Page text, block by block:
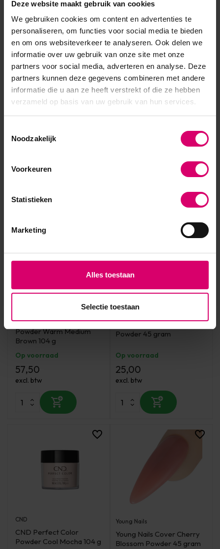
Deze website maakt gebruik van cookies
We gebruiken cookies om content en advertenties te
personaliseren, om functies voor social media te bieden
en om ons websiteverkeer te analyseren. Ook delen we
informatie over uw gebruik van onze site met onze
partners voor social media, adverteren en analyse. Deze
partners kunnen deze gegevens combineren met andere
informatie die u aan ze heeft verstrekt of die ze hebben
verzameld op basis van uw gebruik van hun services.
Noodzakelijk
Voorkeuren
Statistieken
Marketing
Alles toestaan
Selectie toestaan
Young Nails
Young Nails Cover Peach
Op voorraad
excl. btw
Light Peachy Pink 104 g
CND Perfect Color
Powder Warm Medium
Brown 104 g
Op voorraad
57,50
excl. btw
Young Nails
Young Nails Cover Earth
Powder 45 gram
Op voorraad
25,00
excl. btw
CND
CND Perfect Color
Powder Cool Mocha 104 g
Young Nails
Young Nails Cover Cherry
Blossom Powder 45 gram